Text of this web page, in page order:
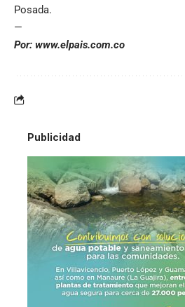
Posada.
—
Por: www.elpais.com.co
Publicidad